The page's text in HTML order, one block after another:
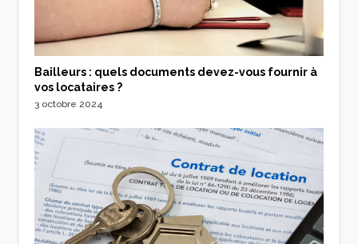
Bailleurs : quels documents devez-vous fournir à
vos locataires ?
3 octobre 2024